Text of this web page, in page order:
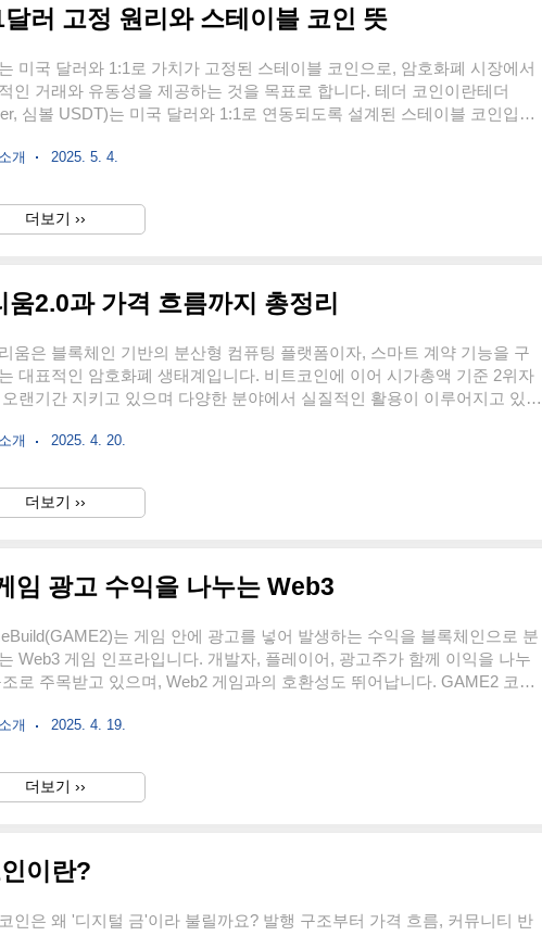
러 고정 원리와 스테이블 코인 뜻
미국 달러와 1:1로 가치가 고정된 스테이블 코인으로, 암호화폐 시장에서
인 거래와 유동성을 제공하는 것을 목표로 합니다. 테더 코인이란테더
심볼 USDT)는 미국 달러와 1:1로 연동되도록 설계된 스테이블 코인입니
래소 간 송금이나 자산 보호 수단으로 많이 사용됩니다. 테더는 발행사인
왔습니다. 테더는 전 세계적으로 가장 많이 사용되는 스테이블코인 중 하
암호화폐 시장에서 법정화폐와 디지털 자산을 연결하는 가교 역할을 합니
개 2025. 5. 4.
더보기 ››
2.0과 가격 흐름까지 총정리
움은 블록체인 기반의 분산형 컴퓨팅 플랫폼이자, 스마트 계약 기능을 구
대표적인 암호화폐 생태계입니다. 비트코인에 이어 시가총액 기준 2위자
랜기간 지키고 있으며 다양한 분야에서 실질적인 활용이 이루어지고 있습
스 블록체인 플랫폼입니다. 단순한 디지털 화폐를 넘어, 프로그래밍 가능
위를 획기적으로 넓힌 시스템입니다. 이더리움 생태계에서는 탈중앙화 애
이션(DApp)을 자유롭게 개발할 수 있으며, NFT, 디파이(DeFi), DAO와 같
개 2025. 4. 20.
더보기 ››
임 광고 수익을 나누는 Web3
는 게임 안에 광고를 넣어 발생하는 수익을 블록체인으로 분
Web3 게임 인프라입니다. 개발자, 플레이어, 광고주가 함께 이익을 나누
로 주목받고 있으며, Web2 게임과의 호환성도 뛰어납니다. GAME2 코인
. 업비트에서의 명칭은 게임빌드(GAME2)로 불리고 있습니다. GAME2의
로 표기되었습니다.GameBuild는 게임 내 광고 수익을 개발자와 유저에게
며, 광고 자체도 NFT처럼 거래할 수 있는 구조를 갖추고 있습니다. 플레이
개 2025. 4. 19.
더보기 ››
이란?
인은 왜 '디지털 금'이라 불릴까요? 발행 구조부터 가격 흐름, 커뮤니티 반